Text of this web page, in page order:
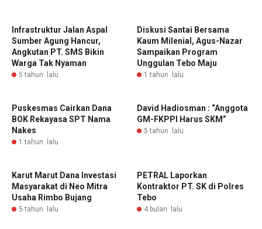
Infrastruktur Jalan Aspal
Sumber Agung Hancur,
Angkutan PT. SMS Bikin
Warga Tak Nyaman
5 tahun lalu
Diskusi Santai Bersama
Kaum Milenial, Agus-Nazar
Sampaikan Program
Unggulan Tebo Maju
1 tahun lalu
Puskesmas Cairkan Dana
BOK Rekayasa SPT Nama
Nakes
1 tahun lalu
David Hadiosman : “Anggota
GM-FKPPI Harus SKM”
5 tahun lalu
Karut Marut Dana Investasi
Masyarakat di Neo Mitra
Usaha Rimbo Bujang
5 tahun lalu
PETRAL Laporkan
Kontraktor PT. SK di Polres
Tebo
4 bulan lalu